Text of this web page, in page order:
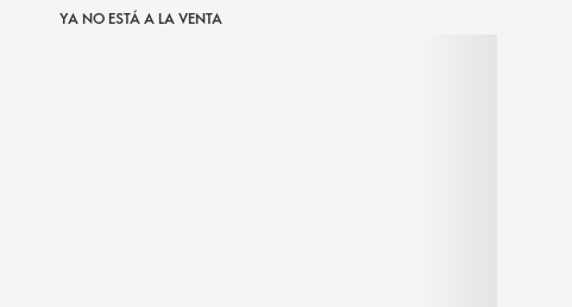
YA NO ESTÁ A LA VENTA